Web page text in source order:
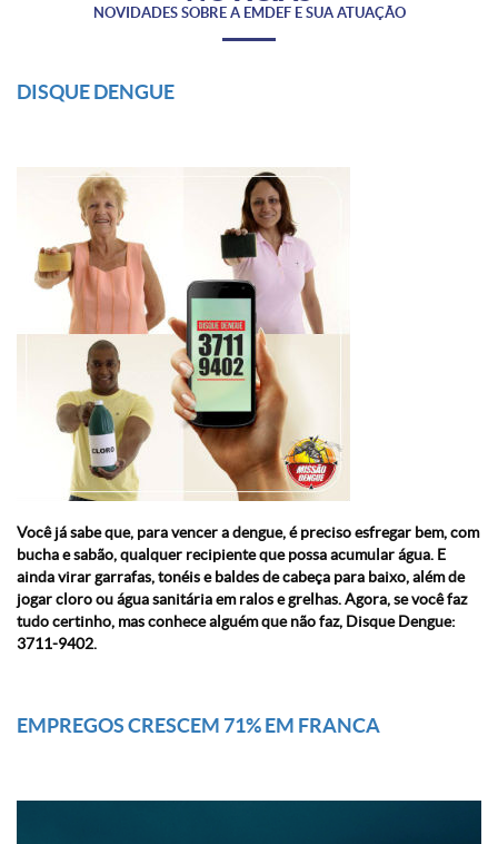
NOVIDADES SOBRE A EMDEF E SUA ATUAÇÃO
DISQUE DENGUE
Você já sabe que, para vencer a dengue, é preciso esfregar bem, com
bucha e sabão, qualquer recipiente que possa acumular água. E
ainda virar garrafas, tonéis e baldes de cabeça para baixo, além de
jogar cloro ou água sanitária em ralos e grelhas. Agora, se você faz
tudo certinho, mas conhece alguém que não faz, Disque Dengue:
3711-9402.
EMPREGOS CRESCEM 71% EM FRANCA